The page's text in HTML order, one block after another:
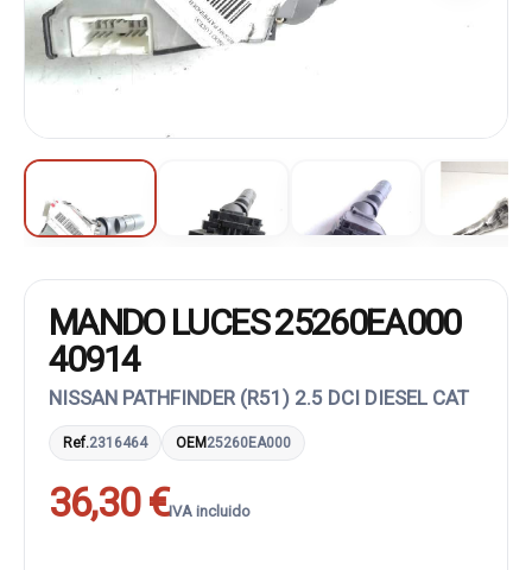
MANDO LUCES 25260EA000
40914
NISSAN PATHFINDER (R51) 2.5 DCI DIESEL CAT
Ref.2316464 OEM25260EA000
36,30 €IVA incluido